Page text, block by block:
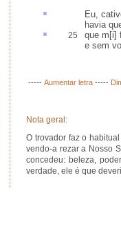
Eu,
havia
25 que m[i]
e sem
----- Aumentar letra -----
Nota geral:
O trovador faz o
vendo-a rezar a Nosso
concedeu: beleza,
verdade, ele é que